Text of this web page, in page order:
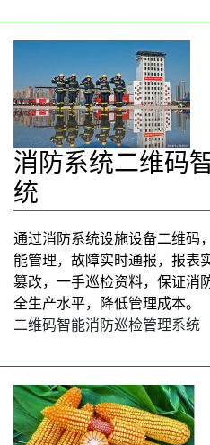
消防系统二维码
统
通过消防系统设施设备二维码
能管理，故障实时通报，报表
篡改，一手巡检资料，保证消
全生产水平，降低管理成本。
二维码智能消防巡检管理系统